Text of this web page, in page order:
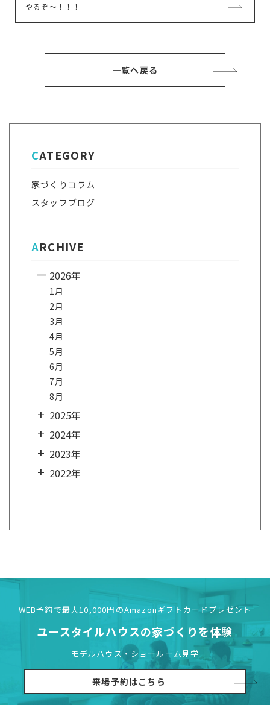
事
次
やるぞ～！！！
一覧へ戻る
CATEGORY
家づくりコラム
スタッフブログ
ARCHIVE
2026年
1月
2月
3月
4月
5月
6月
7月
8月
2025年
2024年
2023年
2022年
WEB予約で最大10,000円のAmazonギフトカードプレゼント
ユースタイルハウスの家づくりを体験
モデルハウス・ショールーム見学
来場予約はこちら